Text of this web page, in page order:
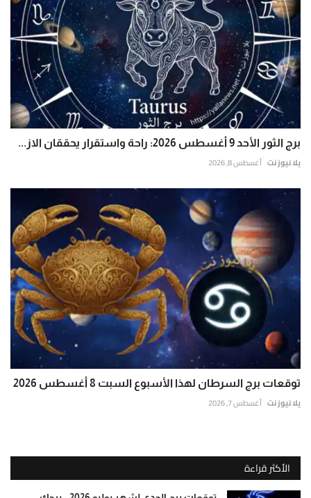
برج الثور الأحد 9 أغسطس 2026: راحة واستقرار يحققان الاز...
يلا نيوز نت أغسطس 8, 2026
توقعات برج السرطان لهذا الأسبوع السبت 8 أغسطس 2026
يلا نيوز نت أغسطس 7, 2026
الأكثر قراءة